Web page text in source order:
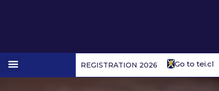
Go to tei.cl
REGISTRATION 2026